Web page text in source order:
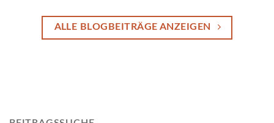
ALLE BLOGBEITRÄGE ANZEIGEN